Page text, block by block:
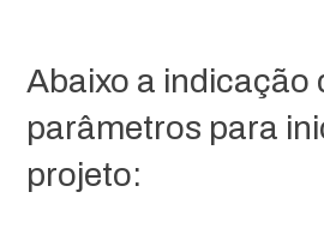
Abaixo a indicação
parâmetros para
projeto: